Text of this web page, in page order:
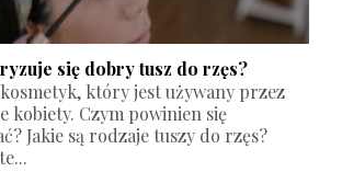
się dobry tusz do rzęs?
który jest używany przez
kobiety. Czym powinien się
Jakie są rodzaje tuszy do rzęs?